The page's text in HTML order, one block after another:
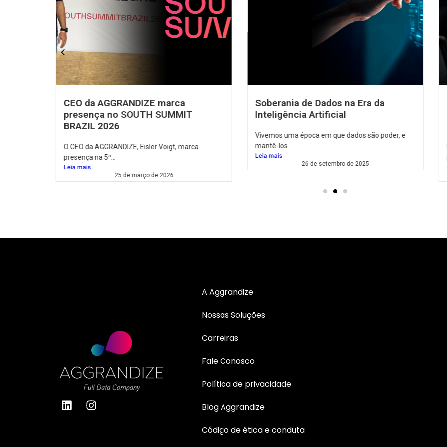
Soberania de Dados na Era da
Inteligência Artificial
mantê-los...
Leia mais
Sustentação de Dados – com
Databricks, da sala de crise diária à
Uma das maiores varejistas de moda do país atua
por...
A Aggrandize
Nossas Soluções
Carreiras
Fale Conosco
Política de privacidade
Blog Aggrandize
Código de ética e conduta